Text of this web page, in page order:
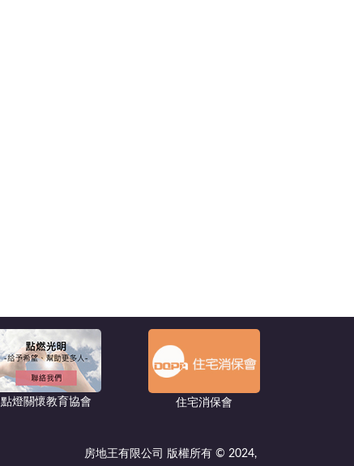
點燈關懷教育協會 住宅消保會
房地王有限公司 版權所有 © 2024,